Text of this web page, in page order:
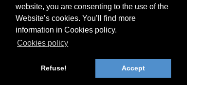
website, you are consenting to the use of the
Website’s cookies. You’ll find more
information in Cookies policy.
Cookies policy
Refuse! Accept